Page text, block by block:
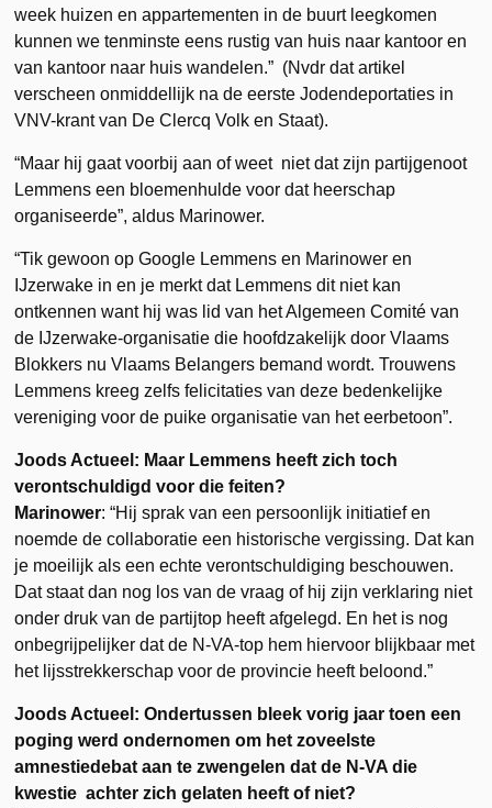
week huizen en appartementen in de buurt leegkomen
kunnen we tenminste eens rustig van huis naar kantoor en
van kantoor naar huis wandelen.” (Nvdr dat artikel
verscheen onmiddellijk na de eerste Jodendeportaties in
VNV-krant van De Clercq Volk en Staat).
“Maar hij gaat voorbij aan of weet niet dat zijn partijgenoot
Lemmens een bloemenhulde voor dat heerschap
organiseerde”, aldus Marinower.
“Tik gewoon op Google Lemmens en Marinower en
IJzerwake in en je merkt dat Lemmens dit niet kan
ontkennen want hij was lid van het Algemeen Comité van
de IJzerwake-organisatie die hoofdzakelijk door Vlaams
Blokkers nu Vlaams Belangers bemand wordt. Trouwens
Lemmens kreeg zelfs felicitaties van deze bedenkelijke
vereniging voor de puike organisatie van het eerbetoon”.
Joods Actueel: Maar Lemmens heeft zich toch
verontschuldigd voor die feiten?
Marinower: “Hij sprak van een persoonlijk initiatief en
noemde de collaboratie een historische vergissing. Dat kan
je moeilijk als een echte verontschuldiging beschouwen.
Dat staat dan nog los van de vraag of hij zijn verklaring niet
onder druk van de partijtop heeft afgelegd. En het is nog
onbegrijpelijker dat de N-VA-top hem hiervoor blijkbaar met
het lijsstrekkerschap voor de provincie heeft beloond.”
Joods Actueel: Ondertussen bleek vorig jaar toen een
poging werd ondernomen om het zoveelste
amnestiedebat aan te zwengelen dat de N-VA die
kwestie achter zich gelaten heeft of niet?